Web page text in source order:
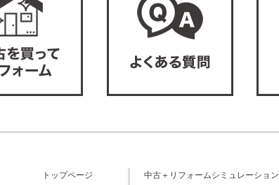
トップページ 中古＋リフォームシミュレーション